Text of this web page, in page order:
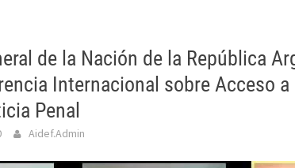
de la Nación de la República
Internacional sobre Acceso
Penal
Aidef.Admin